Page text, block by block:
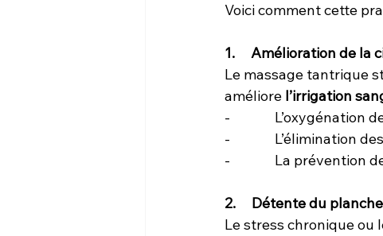
Voici comment cette
1.     Amélioration de
Le massage tantrique
améliore l’irrigation
-
-              L’élimination
-              La
2.     Détente du
Le stress chronique